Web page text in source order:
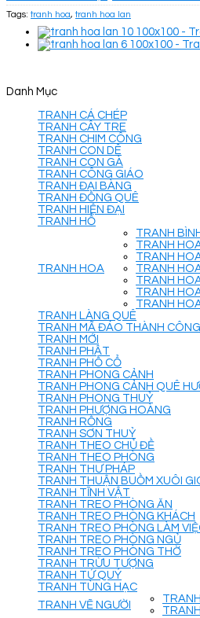
Tags:tranh hoa,tranh hoa lan
Danh Mục
TRANH CÁ CHÉP
TRANH CÂY TRE
TRANH CHIM CÔNG
TRANH CON DÊ
TRANH CON GÀ
TRANH CÔNG GIÁO
TRANH ĐẠI BÀNG
TRANH ĐỒNG QUÊ
TRANH HIỆN ĐẠI
TRANH HỔ
TRANH HOA
TRANH
TRANH
TRANH
TRANH
TRANH
TRANH
TRANH
TRANH LÀNG QUÊ
TRANH MÃ ĐÁO THÀNH CÔNG
TRANH MỚI
TRANH PHẬT
TRANH PHỐ CỔ
TRANH PHONG CẢNH
TRANH PHONG CẢNH QUÊ
TRANH PHONG THUỶ
TRANH PHƯỢNG HOÀNG
TRANH RỒNG
TRANH SƠN THUỶ
TRANH THEO CHỦ ĐỀ
TRANH THEO PHÒNG
TRANH THƯ PHÁP
TRANH THUẬN BUỒM XUÔI
TRANH TĨNH VẬT
TRANH TREO PHÒNG ĂN
TRANH TREO PHÒNG KHÁCH
TRANH TREO PHÒNG LÀM
TRANH TREO PHÒNG NGỦ
TRANH TREO PHÒNG THỜ
TRANH TRỪU TƯỢNG
TRANH TỨ QUÝ
TRANH TÙNG HẠC
TRANH VẼ NGƯỜI